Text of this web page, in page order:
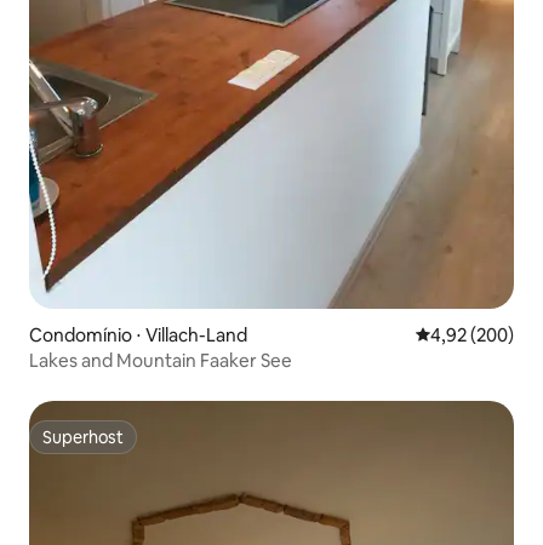
Condomínio ⋅ Villach-Land 4,92 de uma
4,92 (200)
Lakes and Mountain Faaker See
Superhost
Superhost